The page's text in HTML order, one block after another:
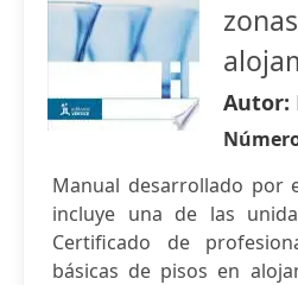
Autor:
Manual desarrollado por
incluye una de las
Certificado de
básicas de pisos en